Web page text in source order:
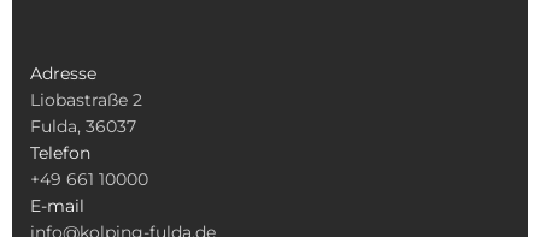
Adresse
Liobastraße 2
Fulda, 36037
Telefon
+49 661 10000
E-mail
info@kolping-fulda.de